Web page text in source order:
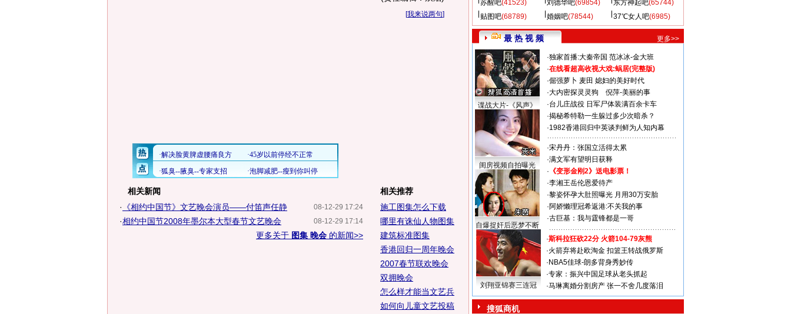
[我来说两句]
相关新闻
08-12-29 17:24
· 《相约中国节》文艺晚会演员——付笛声任静
08-12-29 17:14
·相约中国节2008年墨尔本大型春节文艺晚会
更多关于 图集 晚会 的新闻>>
相关推荐
施工图集怎么下载
哪里有诛仙人物图集
建筑标准图集
香港回归一周年晚会
2007春节联欢晚会
双拥晚会
怎么样才能当文艺兵
如何向儿童文艺投稿
苏醒吧(41523) 刘德华吧(69854) 东方神起吧(65744)
贴图吧(68789) 婚姻吧(78544) 37℃女人吧(6985)
最 热 视 频 更多>>
谍战大片-《风声》
闺房视频自拍曝光
自爆捉奸后恶梦不断
·独家首播:大秦帝国 范冰冰-金大班
·在线看超高收视大戏:蜗居(完整版)
·倔强萝卜 麦田 媳妇的美好时代
·大内密探灵灵狗
倪萍-美丽的事
·台儿庄战役 日军尸体装满百余卡车
·揭秘希特勒一生躲过多少次暗杀？
·1982香港回归中英谈判鲜为人知内幕
·宋丹丹：张国立活得太累
·满文军有望明日获释
· 《变形金刚2》送电影票！
·李湘王岳伦恩爱待产
·黎姿怀孕大肚照曝光 月用30万安胎
·阿娇懒理冠希返港:不关我的事
·古巨基：我与霆锋都是一哥
刘翔亚锦赛三连冠
·斯科拉狂砍22分 火箭104-79灰熊
·火箭弃将赴欧淘金 扣篮王转战俄罗斯
· NBA5佳球-朗多背身秀妙传
·专家：振兴中国足球从老头抓起
·马琳离婚分割房产 张一不舍几度落泪
搜狐商机